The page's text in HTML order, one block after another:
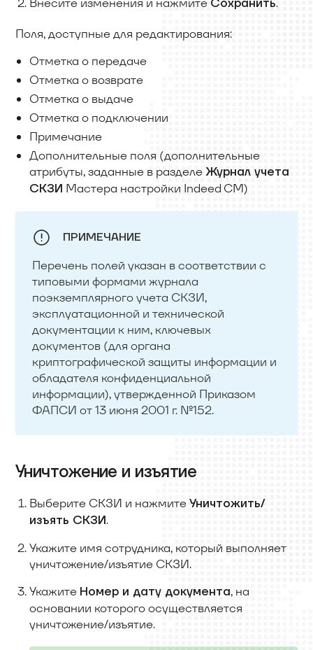
Сохранить
Поля, доступные для редактирования:
Отметка о передаче
Отметка о возврате
Отметка о выдаче
Отметка о подключении
Примечание
Дополнительные поля (дополнительные
атрибуты, заданные в разделеЖурнал учета
СКЗИ Мастера настройки Indeed CM)
ПРИМЕЧАНИЕ
Перечень полей указан в соответствии с
типовыми формами журнала
поэкземплярного учета СКЗИ,
эксплуатационной и технической
документации к ним, ключевых
документов (для органа
криптографической защиты информации и
обладателя конфиденциальной
информации), утвержденной Приказом
ФАПСИ от 13 июня 2001 г. №152.
Уничтожение и изъятие
Выберите СКЗИ и нажмитеУничтожить/
изъять СКЗИ.
Укажите имя сотрудника, который выполняет
уничтожение/изъятие СКЗИ.
Укажите Номер и дату документа, на
основании которого осуществляется
уничтожение/изъятие.